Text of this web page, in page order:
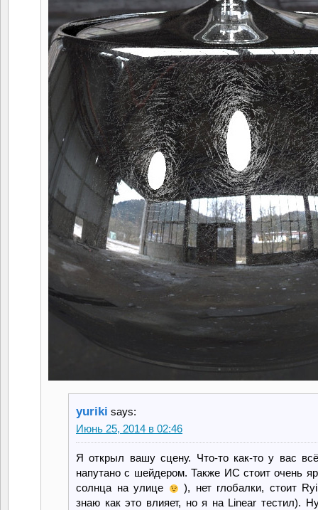
yuriki says:
Июнь 25, 2014 в 02:46
Я открыл вашу сцену. Что-то как-то у вас
напутано с шейдером. Также ИС стоит очень
солнца на улице
), нет глобалки, стоит
знаю как это влияет, но я на Linear тестил).